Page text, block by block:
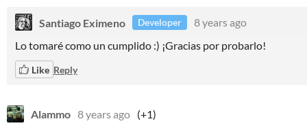
Santiago Eximeno Developer
8 years ago
Lo tomaré como un cumplido :) ¡Gracias por probarlo!
Like Reply
Alammo 8 years ago (+1)